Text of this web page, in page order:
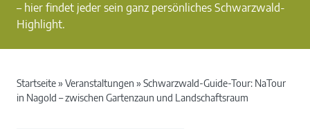
– hier findet jeder sein ganz persönliches Schwarzwald-
Highlight.
Startseite» Veranstaltungen » Schwarzwald-Guide-Tour: NaTour
in Nagold – zwischen Gartenzaun und Landschaftsraum